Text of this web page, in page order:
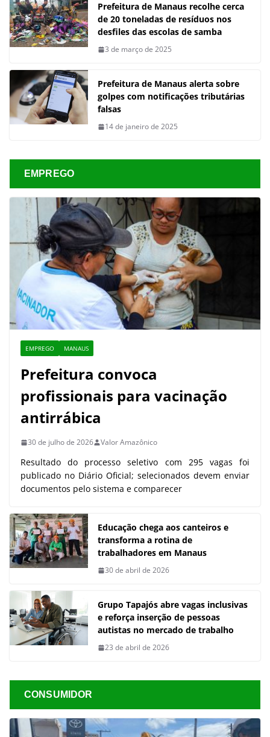
Prefeitura de Manaus recolhe cerca
de 20 toneladas de resíduos nos
desfiles das escolas de samba
3 de março de 2025
Prefeitura de Manaus alerta sobre
golpes com notificações tributárias
falsas
14 de janeiro de 2025
EMPREGO
EMPREGO MANAUS
Prefeitura convoca
profissionais para vacinação
antirrábica
30 de julho de 2026 Valor Amazônico
Resultado do processo seletivo com 295 vagas foi
publicado no Diário Oficial; selecionados devem enviar
documentos pelo sistema e comparecer
Educação chega aos canteiros e
transforma a rotina de
trabalhadores em Manaus
30 de abril de 2026
Grupo Tapajós abre vagas inclusivas
e reforça inserção de pessoas
autistas no mercado de trabalho
23 de abril de 2026
CONSUMIDOR